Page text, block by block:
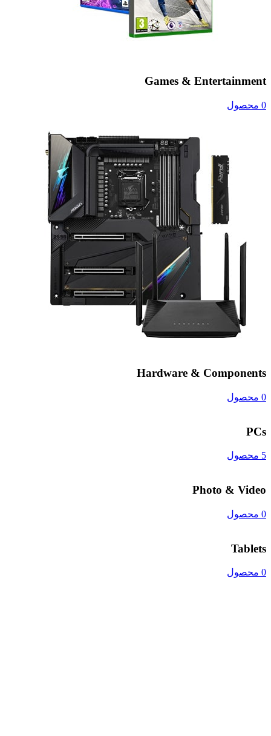
Games & Entertainment
0 محصول
Hardware & Components
0 محصول
PCs
5 محصول
Photo & Video
0 محصول
Tablets
0 محصول